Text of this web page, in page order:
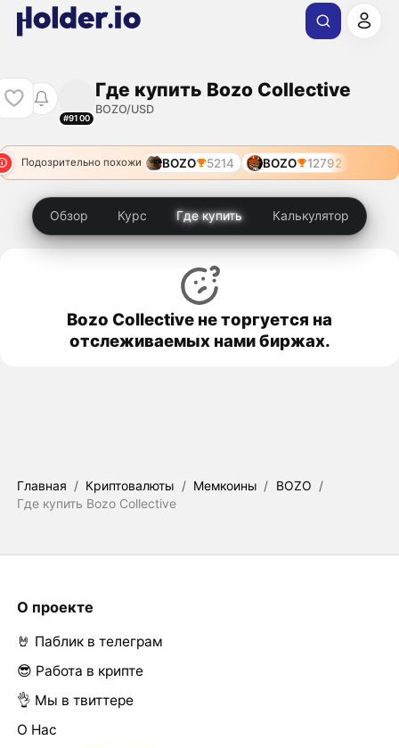
#9100
Где купить Bozo Collective
BOZO/USD
Подозрительно похожи BOZO 5214 BOZO 12792
Обзор Курс Где купить Калькулятор
Bozo Collective не торгуется на
отслеживаемых нами биржах.
Главная / Криптовалюты / Мемкоины / BOZO /
Где купить Bozo Collective
О проекте
🤘 Паблик в телеграм
😎 Работа в крипте
👌 Мы в твиттере
О Нас